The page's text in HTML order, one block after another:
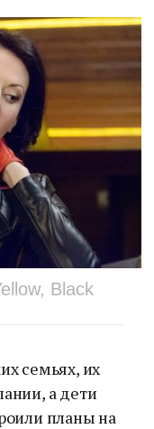
Black
семьях, их
а дети
планы на